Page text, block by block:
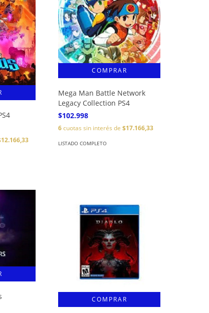
Mega Man Battle Network
Legacy Collection PS4
$102.998
6cuotas sin interés de$17.166,33
LISTADO COMPLETO